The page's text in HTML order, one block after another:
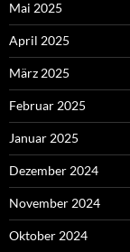
Mai 2025
April 2025
März 2025
Februar 2025
Januar 2025
Dezember 2024
November 2024
Oktober 2024